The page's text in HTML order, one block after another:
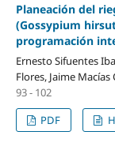
Planeación del
(Gossypium
programación
Ernesto Sifuentes
Flores, Jaime Macías
93 - 102
PDF